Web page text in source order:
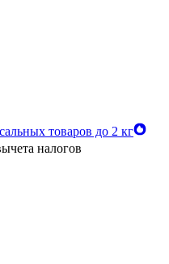
товаров до 2 кг
налогов